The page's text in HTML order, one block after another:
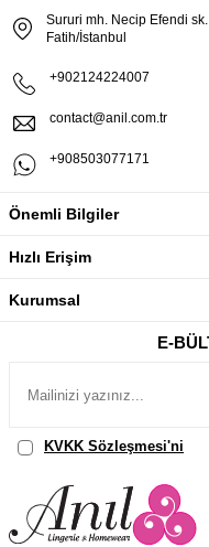
Sururi mh. Necip Efendi
Fatih/İstanbul
+902124224007
contact@anil.com.tr
+908503077171
Önemli Bilgiler
Hızlı Erişim
Kurumsal
E-
KVKK Sözleşmesi'ni